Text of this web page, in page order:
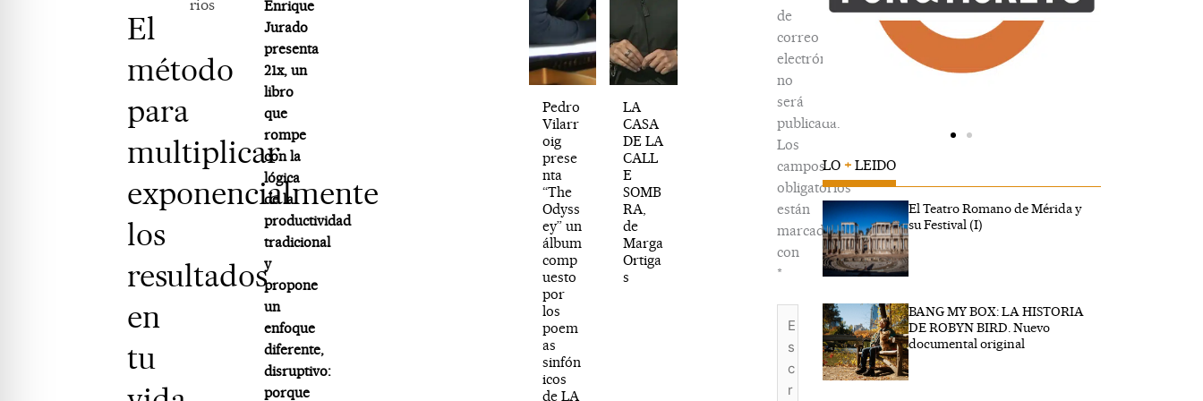
El
método
para
multiplicar
exponencialmente
los
resultados
en
tu
rios
Enrique
Jurado
presenta
21x, un
libro
que
rompe
con la
lógica
de la
productividad
tradicional
y
propone
un
enfoque
diferente,
disruptivo:
porque
Pedro
Vilarr
oig
prese
nta
“The
Odyss
ey” un
álbum
comp
uesto
por
los
poem
as
sinfón
icos
de LA
LA
CASA
DE LA
CALL
E
SOMB
RA,
de
Marga
Ortiga
s
de
correo
electrónico
no
será
publicada.
Los
campos
obligatorios
están
marcados
con
*
aquí...
LO +LEIDO
El Teatro Romano de Mérida y
su Festival (I)
BANG MY BOX: LA HISTORIA
DE ROBYN BIRD. Nuevo
documental original